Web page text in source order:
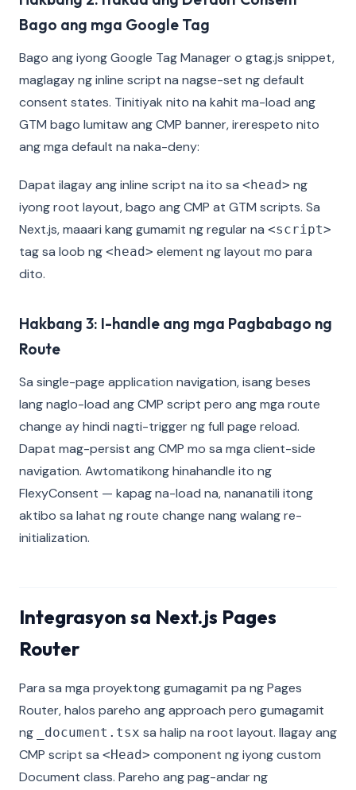
Bago ang mga Google Tag
Bago ang iyong Google Tag Manager o gtag.js snippet,
maglagay ng inline script na nagse-set ng default
consent states. Tinitiyak nito na kahit ma-load ang
GTM bago lumitaw ang CMP banner, irerespeto nito
ang mga default na naka-deny:
Dapat ilagay ang inline script na ito sa <head> ng
iyong root layout, bago ang CMP at GTM scripts. Sa
Next.js, maaari kang gumamit ng regular na <script>
tag sa loob ng <head> element ng layout mo para
dito.
Hakbang 3: I-handle ang mga Pagbabago ng
Route
Sa single-page application navigation, isang beses
lang naglo-load ang CMP script pero ang mga route
change ay hindi nagti-trigger ng full page reload.
Dapat mag-persist ang CMP mo sa mga client-side
navigation. Awtomatikong hinahandle ito ng
FlexyConsent — kapag na-load na, nananatili itong
aktibo sa lahat ng route change nang walang re-
initialization.
Integrasyon sa Next.js Pages
Router
Para sa mga proyektong gumagamit pa ng Pages
Router, halos pareho ang approach pero gumagamit
ng
_document.tsx sa halip na root layout. Ilagay ang
CMP script sa <Head> component ng iyong custom
Document class. Pareho ang pag-andar ng